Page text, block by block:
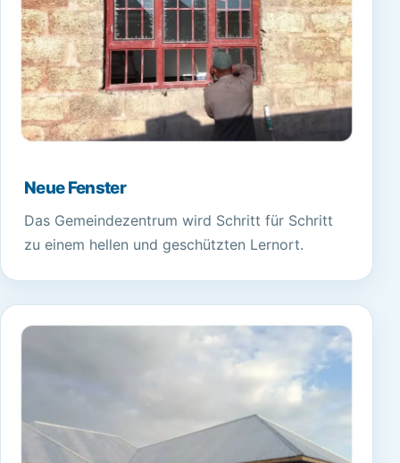
Neue Fenster
Das Gemeindezentrum wird Schritt für Schritt
zu einem hellen und geschützten Lernort.